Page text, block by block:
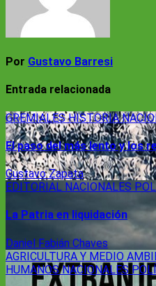
Por Gustavo Barresi
Entrada relacionada
GREMIALESHISTORIA
El paso del más lento y los
Gustavo Zapata
EDITORIAL NACIONALES
La Patria en liquidación
Daniel Fabián Chaves
AGRICULTURA Y MEDIO
HUMANOSNACIONALES